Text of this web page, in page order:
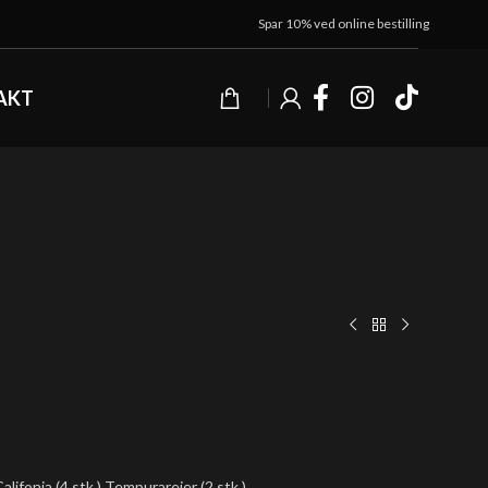
Spar 10% ved online bestilling